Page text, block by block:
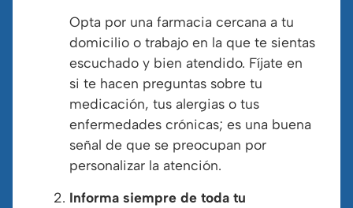
Opta por una farmacia cercana a tu
domicilio o trabajo en la que te sientas
escuchado y bien atendido. Fíjate en
si te hacen preguntas sobre tu
medicación, tus alergias o tus
enfermedades crónicas; es una buena
señal de que se preocupan por
personalizar la atención.
Informa siempre de toda tu